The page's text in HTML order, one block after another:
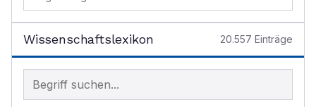
Wissenschaftslexikon 20.557 Einträge
Begriff im Lexikon suchen